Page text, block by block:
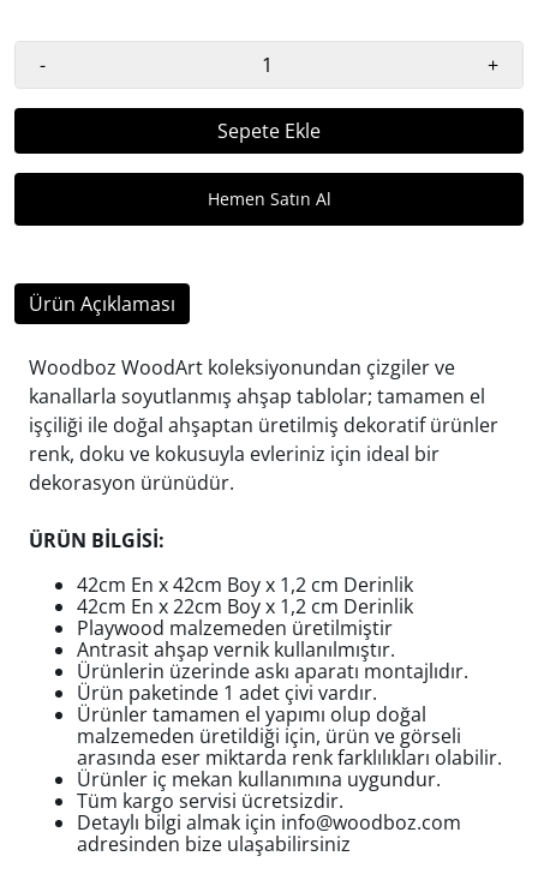
- +
Sepete Ekle
Ürün Açıklaması
Woodboz WoodArt koleksiyonundan çizgiler ve
kanallarla soyutlanmış ahşap tablolar; tamamen el
işçiliği ile doğal ahşaptan üretilmiş dekoratif ürünler
renk, doku ve kokusuyla evleriniz için ideal bir
dekorasyon ürünüdür.
ÜRÜN BİLGİSİ:
42cm En x 42cm Boy x 1,2 cm Derinlik
42cm En x22cm Boy x 1,2 cm Derinlik
Playwood malzemeden üretilmiştir
Antrasit ahşap vernik kullanılmıştır.
Ürünlerin üzerinde askı aparatı montajlıdır.
Ürün paketinde 1 adet çivi vardır.
Ürünler tamamen el yapımı olup doğal
malzemeden üretildiği için, ürün ve görseli
arasında eser miktarda renk farklılıkları olabilir.
Ürünler iç mekan kullanımına uygundur.
Tüm kargo servisi ücretsizdir.
Detaylı bilgi almak için info@woodboz.com
adresinden bize ulaşabilirsiniz